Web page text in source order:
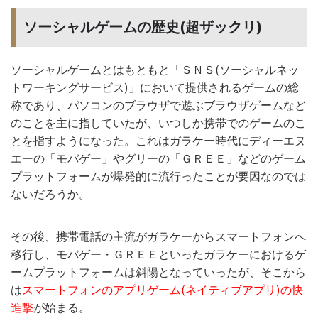
ソーシャルゲームの歴史(超ザックリ)
ソーシャルゲームとはもともと「ＳＮＳ(ソーシャルネッ
トワーキングサービス)」において提供されるゲームの総
称であり、パソコンのブラウザで遊ぶブラウザゲームなど
のことを主に指していたが、いつしか携帯でのゲームのこ
とを指すようになった。これはガラケー時代にディーエヌ
エーの「モバゲー」やグリーの「ＧＲＥＥ」などのゲーム
プラットフォームが爆発的に流行ったことが要因なのでは
ないだろうか。
その後、携帯電話の主流がガラケーからスマートフォンへ
移行し、モバゲー・ＧＲＥＥといったガラケーにおけるゲ
ームプラットフォームは斜陽となっていったが、そこから
はスマートフォンのアプリゲーム(ネイティブアプリ)の快
進撃が始まる。